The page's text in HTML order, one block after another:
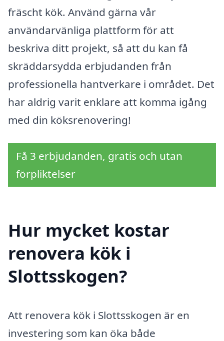
fräscht kök. Använd gärna vår
användarvänliga plattform för att
beskriva ditt projekt, så att du kan få
skräddarsydda erbjudanden från
professionella hantverkare i området. Det
har aldrig varit enklare att komma igång
med din köksrenovering!
Få 3 erbjudanden, gratis och utan
förpliktelser
Hur mycket kostar
renovera kök i
Slottsskogen?
Att renovera kök i Slottsskogen är en
investering som kan öka både